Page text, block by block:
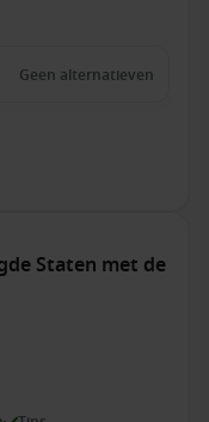
Geen alternatieven
Staten met de